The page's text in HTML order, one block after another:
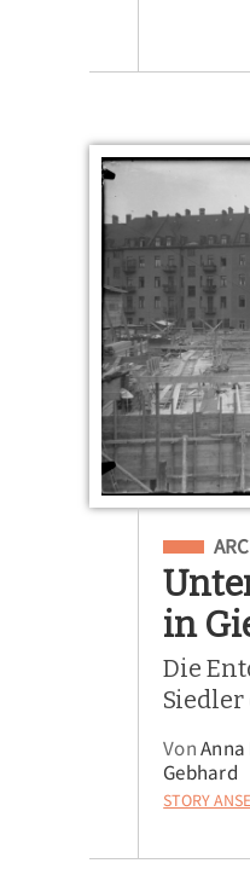
in
Die
VonAnna
Gebhard
STORY